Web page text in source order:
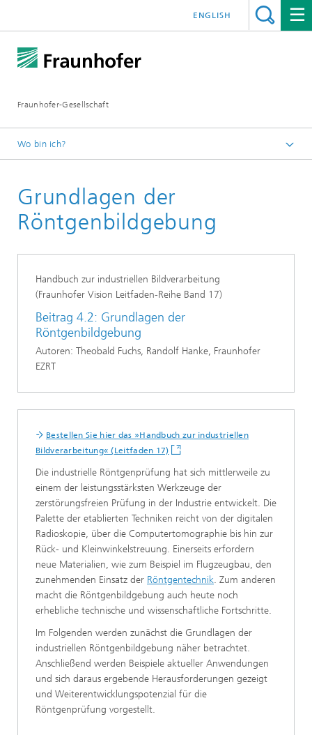
Fraunhofer-Gesellschaft
ENGLISH
Wo bin ich?
Publikationen
Leitfaden-Reihe zu Bildverarbeitung und Messtechnik
Grundlagen der
Röntgenbildgebung
Handbuch zur industriellen Bildverarbeitung
(Fraunhofer Vision Leitfaden-Reihe Band 17)
Beitrag 4.2: Grundlagen der
Röntgenbildgebung
Autoren: Theobald Fuchs, Randolf Hanke, Fraunhofer
EZRT
Bestellen Sie hier das »Handbuch zur industriellen
Bildverarbeitung« (Leitfaden 17)
Die industrielle Röntgenprüfung hat sich mittlerweile zu
einem der leistungsstärksten Werkzeuge der
zerstörungsfreien Prüfung in der Industrie entwickelt. Die
Palette der etablierten Techniken reicht von der digitalen
Radioskopie, über die Computertomographie bis hin zur
Rück- und Kleinwinkelstreuung. Einerseits erfordern
neue Materialien, wie zum Beispiel im Flugzeugbau, den
zunehmenden Einsatz der Röntgentechnik. Zum anderen
macht die Röntgenbildgebung auch heute noch
erhebliche technische und wissenschaftliche Fortschritte.
Im Folgenden werden zunächst die Grundlagen der
industriellen Röntgenbildgebung näher betrachtet.
Anschließend werden Beispiele aktueller Anwendungen
und sich daraus ergebende Herausforderungen gezeigt
und Weiterentwicklungspotenzial für die
Röntgenprüfung vorgestellt.